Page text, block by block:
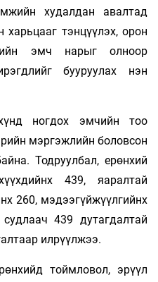
худалдан авалтад
харьцааг тэнцүүлэх, орон
эмч нарыг олноор
бууруулах нэн
ногдох эмчийн тоо
мэргэжлийн боловсон
Тодруулбал, ерөнхий
439, яаралтай
260, мэдээгүйжүүлгийнх
439 дутагдалтай
илрүүлжээ.
тоймловол, эрүүл